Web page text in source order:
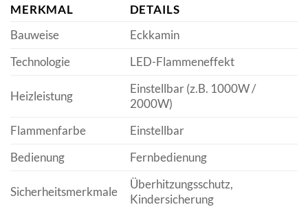
MERKMAL
DETAILS
Bauweise
Eckkamin
Technologie
LED-Flammeneffekt
Heizleistung
Einstellbar (z.B. 1000W /
2000W)
Flammenfarbe
Einstellbar
Bedienung
Fernbedienung
Sicherheitsmerkmale
Überhitzungsschutz,
Kindersicherung